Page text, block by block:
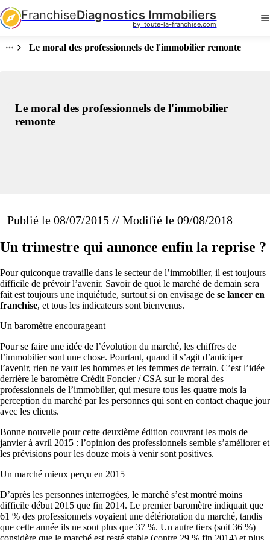
FranchiseDiagnostics Immobiliers
by  toute-la-franchise.com
Le moral des professionnels de l'immobilier remonte
Le moral des professionnels de l'immobilier
remonte
Publié le 08/07/2015 // Modifié le 09/08/2018
Un trimestre qui annonce enfin la reprise ?
Pour quiconque travaille dans le secteur de l’immobilier, il est toujours
difficile de prévoir l’avenir. Savoir de quoi le marché de demain sera
fait est toujours une inquiétude, surtout si on envisage de se lancer en
franchise, et tous les indicateurs sont bienvenus.
Un baromètre encourageant
Pour se faire une idée de l’évolution du marché, les chiffres de
l’immobilier sont une chose. Pourtant, quand il s’agit d’anticiper
l’avenir, rien ne vaut les hommes et les femmes de terrain. C’est l’idée
derrière le baromètre Crédit Foncier / CSA sur le moral des
professionnels de l’immobilier, qui mesure tous les quatre mois la
perception du marché par les personnes qui sont en contact chaque jour
avec les clients.
Bonne nouvelle pour cette deuxième édition couvrant les mois de
janvier à avril 2015 : l’opinion des professionnels semble s’améliorer et
les prévisions pour les douze mois à venir sont positives.
Un marché mieux perçu en 2015
D’après les personnes interrogées, le marché s’est montré moins
difficile début 2015 que fin 2014. Le premier baromètre indiquait que
61 % des professionnels voyaient une détérioration du marché, tandis
que cette année ils ne sont plus que 37 %. Un autre tiers (soit 36 %)
considère que le marché est resté stable (contre 29 % fin 2014) et plus